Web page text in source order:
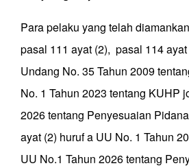
Para pelaku yang telah
pasal 111 ayat (2), pasal 114
Undang No. 35 Tahun 2009
No. 1 Tahun 2023 tentang KUHP
2026 tentang Penyesuaian
ayat (2) huruf a UU No. 1 Tahun
UU No.1 Tahun 2026 tentang